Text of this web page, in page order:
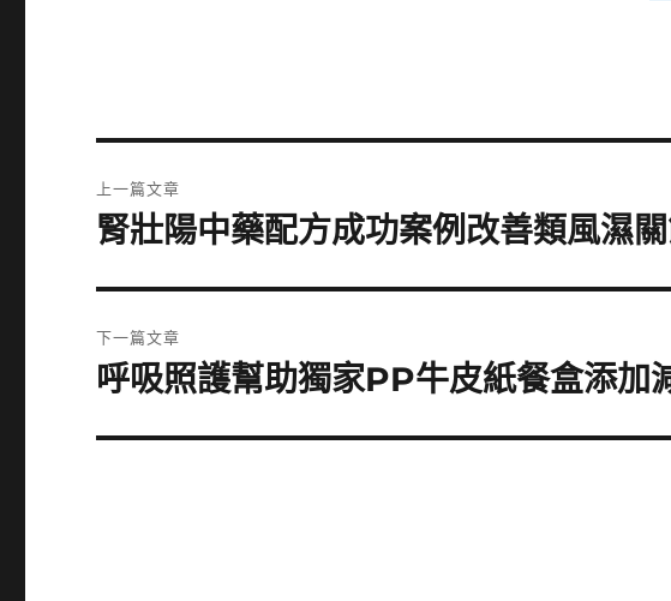
章
上一篇文章
上
篇
文
章:
腎壯陽中藥配方成功案例改善類風濕
下一篇文章
下
篇
呼吸照護幫助獨家PP牛皮紙餐盒添加